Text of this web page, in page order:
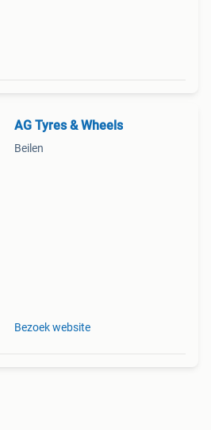
AG Tyres & Wheels
Beilen
Bezoek website